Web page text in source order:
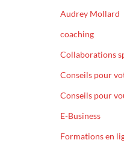
Audrey Mollard
coaching
Collaborations
Conseils pour
Conseils pour
E-Business
Formations en